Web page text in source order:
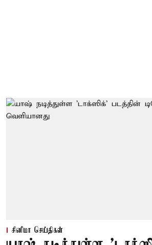
சினிமா செய்திகள்